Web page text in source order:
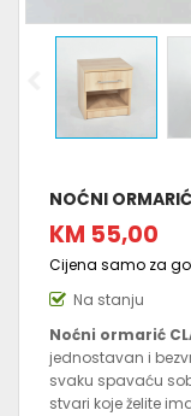
NOĆNI
KM 55,00
Cijena samo za
Na stanju
Noćni ormarić
jednostavan i
svaku spavaću
stvari koje želite